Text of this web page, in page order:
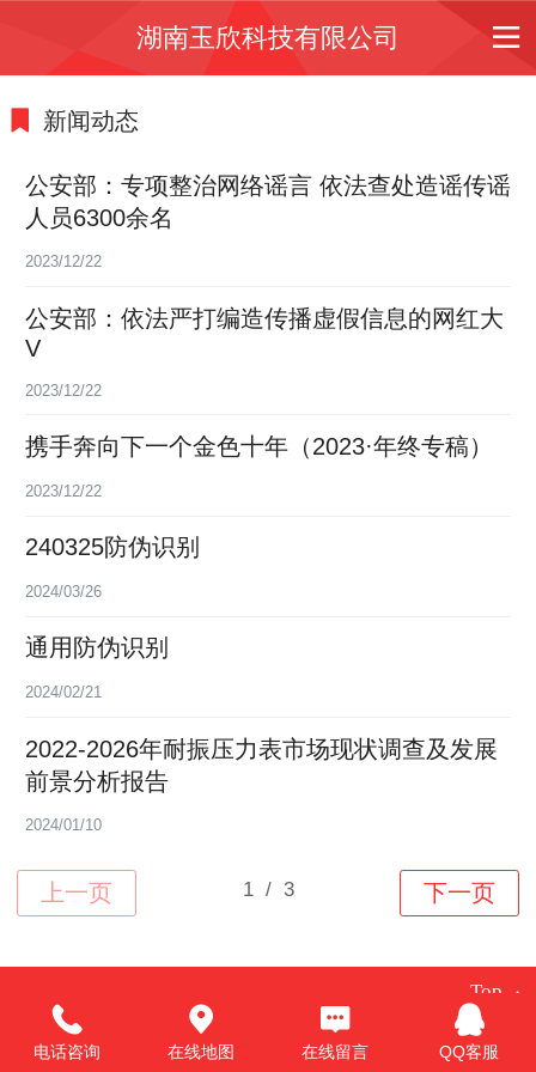
湖南玉欣科技有限公司
新闻动态
公安部：专项整治网络谣言 依法查处造谣传谣
人员6300余名
2023/12/22
公安部：依法严打编造传播虚假信息的网红大
V
2023/12/22
携手奔向下一个金色十年（2023·年终专稿）
2023/12/22
240325防伪识别
2024/03/26
通用防伪识别
2024/02/21
2022-2026年耐振压力表市场现状调查及发展
前景分析报告
2024/01/10
Top
©2026 版权所有
电话咨询 在线地图 在线留言 QQ客服